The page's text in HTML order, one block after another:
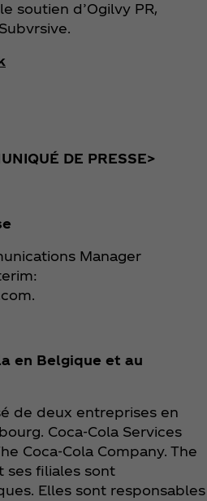
soutien d’Ogilvy PR,
DE PRESSE>
Manager
en Belgique et au
de deux entreprises en
Coca‑Cola Services
Coca‑Cola Company. The
ses filiales sont
Elles sont responsables